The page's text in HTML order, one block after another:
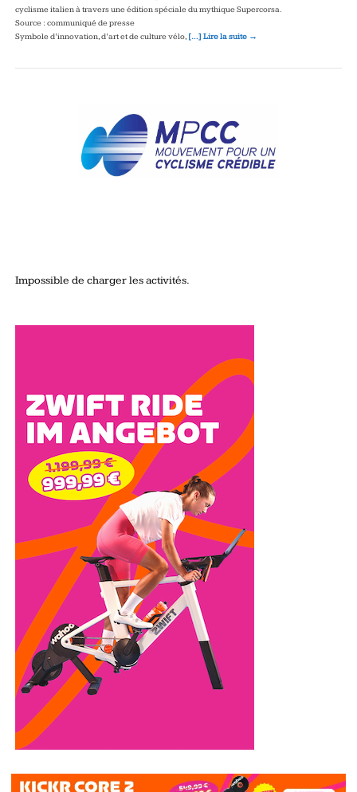
cyclisme italien à travers une édition spéciale du mythique Supercorsa.
Source : communiqué de presse
Symbole d’innovation, d’art et de culture vélo, […] Lire la suite →
Impossible de charger les activités.